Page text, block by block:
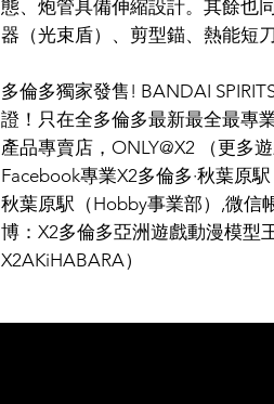
態、炮管具備伸縮設計。其餘也
器（光束盾）、剪型錨、熱能短刀
多倫多獨家發售! BANDAI
證！只在全多倫多最新最全最專
產品專賣店，ONLY@X2 （更多
Facebook專業X2多倫多·秋葉原
秋葉原駅（Hobby事業部）,微信
博：X2多倫多亞洲遊戲動漫模型
X2AKiHABARA）